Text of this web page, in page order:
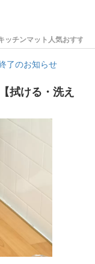
ッチンマット人気おすす
了のお知らせ
拭ける・洗え